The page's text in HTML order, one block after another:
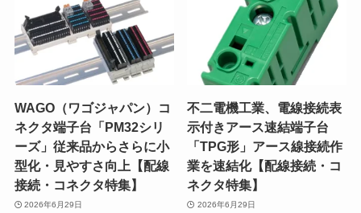
WAGO（ワゴジャパン）コ
ネクタ端子台「PM32シリ
ーズ」従来品からさらに小
型化・見やすさ向上【配線
接続・コネクタ特集】
2026年6月29日
不二電機工業、電線接続表
示付きアース速結端子台
「TPG形」アース線接続作
業を速結化【配線接続・コ
ネクタ特集】
2026年6月29日